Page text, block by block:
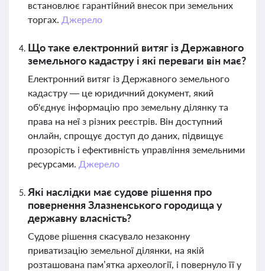
встановлює гарантійний внесок при земельних
торгах. Джерело
Що таке електронний витяг із Державного
земельного кадастру і які переваги він має?
Електронний витяг із Державного земельного
кадастру — це юридичний документ, який
об'єднує інформацію про земельну ділянку та
права на неї з різних реєстрів. Він доступний
онлайн, спрощує доступ до даних, підвищує
прозорість і ефективність управління земельними
ресурсами. Джерело
Які наслідки має судове рішення про
повернення Злазненського городища у
державну власність?
Судове рішення скасувало незаконну
приватизацію земельної ділянки, на якій
розташована пам’ятка археології, і повернуло її у